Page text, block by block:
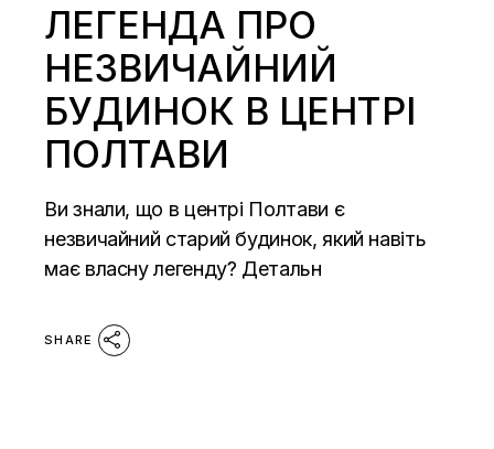
ЛЕГЕНДА ПРО
НЕЗВИЧАЙНИЙ
БУДИНОК В ЦЕНТРІ
ПОЛТАВИ
Ви знали, що в центрі Полтави є
незвичайний старий будинок, який навіть
має власну легенду? Детальн
SHARE